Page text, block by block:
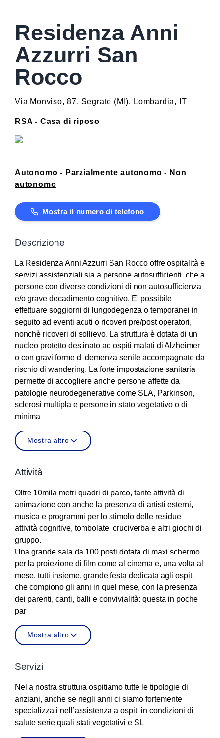
Residenza Anni
Azzurri San
Rocco
Via Monviso, 87, Segrate (MI), Lombardia, IT
RSA - Casa di riposo
Autonomo - Parzialmente autonomo - Non
autonomo
Mostra il numero di telefono
Descrizione
La Residenza Anni Azzurri San Rocco offre ospitalità e
servizi assistenziali sia a persone autosufficienti, che a
persone con diverse condizioni di non autosufficienza
e/o grave decadimento cognitivo. E' possibile
effettuare soggiorni di lungodegenza o temporanei in
seguito ad eventi acuti o ricoveri pre/post operatori,
nonchè ricoveri di sollievo. La struttura è dotata di un
nucleo protetto destinato ad ospiti malati di Alzheimer
o con gravi forme di demenza senile accompagnate da
rischio di wandering. La forte impostazione sanitaria
permette di accogliere anche persone affette da
patologie neurodegenerative come SLA, Parkinson,
sclerosi multipla e persone in stato vegetativo o di
minima
Mostra altro
Attività
Oltre 10mila metri quadri di parco, tante attività di
animazione con anche la presenza di artisti esterni,
musica e programmi per lo stimolo delle residue
attività cognitive, tombolate, cruciverba e altri giochi di
gruppo.
Una grande sala da 100 posti dotata di maxi schermo
per la proiezione di film come al cinema e, una volta al
mese, tutti insieme, grande festa dedicata agli ospiti
che compiono gli anni in quel mese, con la presenza
dei parenti, canti, balli e convivialità: questa in poche
par
Mostra altro
Servizi
Nella nostra struttura ospitiamo tutte le tipologie di
anziani, anche se negli anni ci siamo fortemente
specializzati nell’assistenza a ospiti in condizioni di
salute serie quali stati vegetativi e SL